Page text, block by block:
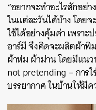
“อยากจะทำอะไรสักอ
ในแต่ละวันได้บ้าง โดย
ใช้ได้อย่างคุ้มค่า เพราะ
อาร์มี จึงคิดจะผลิตผ้าพิ
ผ้าห่ม ผ้าม่าน โดยมีแน
not pretending – การ
บรรยากาศ ในบ้านให้มี